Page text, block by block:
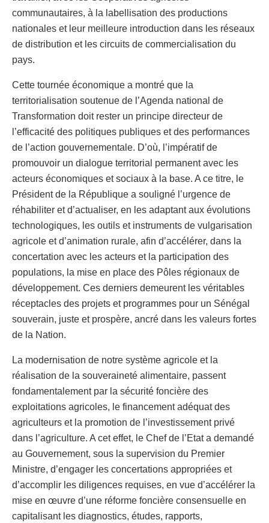
communautaires, à la labellisation des productions
nationales et leur meilleure introduction dans les réseaux
de distribution et les circuits de commercialisation du
pays.
Cette tournée économique a montré que la
territorialisation soutenue de l’Agenda national de
Transformation doit rester un principe directeur de
l’efficacité des politiques publiques et des performances
de l’action gouvernementale. D’où, l’impératif de
promouvoir un dialogue territorial permanent avec les
acteurs économiques et sociaux à la base. A ce titre, le
Président de la République a souligné l’urgence de
réhabiliter et d’actualiser, en les adaptant aux évolutions
technologiques, les outils et instruments de vulgarisation
agricole et d’animation rurale, afin d’accélérer, dans la
concertation avec les acteurs et la participation des
populations, la mise en place des Pôles régionaux de
développement. Ces derniers demeurent les véritables
réceptacles des projets et programmes pour un Sénégal
souverain, juste et prospère, ancré dans les valeurs fortes
de la Nation.
La modernisation de notre système agricole et la
réalisation de la souveraineté alimentaire, passent
fondamentalement par la sécurité foncière des
exploitations agricoles, le financement adéquat des
agriculteurs et la promotion de l’investissement privé
dans l’agriculture. A cet effet, le Chef de l’Etat a demandé
au Gouvernement, sous la supervision du Premier
Ministre, d’engager les concertations appropriées et
d’accomplir les diligences requises, en vue d’accélérer la
mise en œuvre d’une réforme foncière consensuelle en
capitalisant les diagnostics, études, rapports,